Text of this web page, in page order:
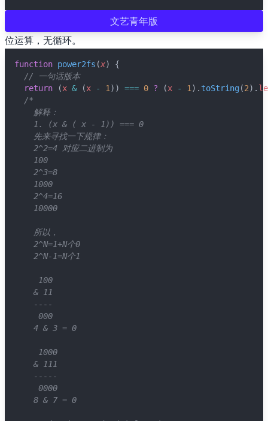
文艺青年版
位运算，无循环。
function power2fs (x) {
// 一句话版本
return (x & (x - 1 )) === 0 ? (x - 1 ). toString (2).
/*
    解释：
    1. (x & ( x - 1)) === 0
    先来寻找一下规律：
    2^2=4 对应二进制为
    100
    2^3=8
    1000
    2^4=16
    10000
    所以，
    2^N=1+N个0
    2^N-1=N个1
     100
    & 11
    ----
     000
    4 & 3 = 0
     1000
    & 111
    -----
     0000
    8 & 7 = 0